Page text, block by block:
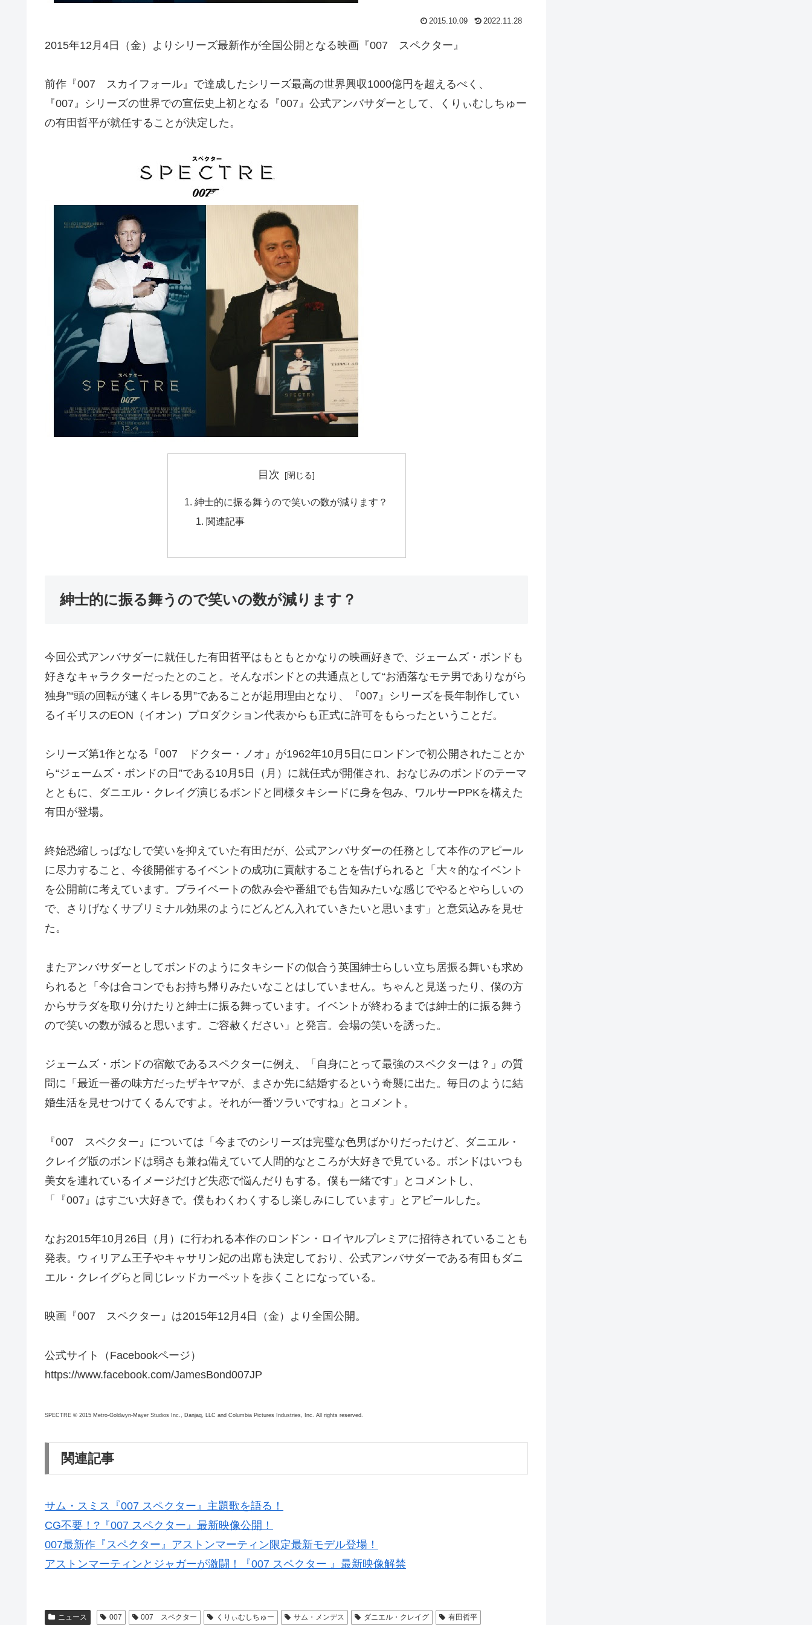
2015.10.09 2022.11.28
2015年12月4日（金）よりシリーズ最新作が全国公開となる映画『007 スペクター』
前作『007 スカイフォール』で達成したシリーズ最高の世界興収1000億円を超えるべく、
『007』シリーズの世界での宣伝史上初となる『007』公式アンバサダーとして、くりぃむしちゅー
の有田哲平が就任することが決定した。
目次
紳士的に振る舞うので笑いの数が減ります？
関連記事
紳士的に振る舞うので笑いの数が減ります？
今回公式アンバサダーに就任した有田哲平はもともとかなりの映画好きで、ジェームズ・ボンドも
好きなキャラクターだったとのこと。そんなボンドとの共通点として“お洒落なモテ男でありながら
独身”“頭の回転が速くキレる男”であることが起用理由となり、『007』シリーズを長年制作してい
るイギリスのEON（イオン）プロダクション代表からも正式に許可をもらったということだ。
シリーズ第1作となる『007 ドクター・ノオ』が1962年10月5日にロンドンで初公開されたことか
ら“ジェームズ・ボンドの日”である10月5日（月）に就任式が開催され、おなじみのボンドのテーマ
とともに、ダニエル・クレイグ演じるボンドと同様タキシードに身を包み、ワルサーPPKを構えた
有田が登場。
終始恐縮しっぱなしで笑いを抑えていた有田だが、公式アンバサダーの任務として本作のアピール
に尽力すること、今後開催するイベントの成功に貢献することを告げられると「大々的なイベント
を公開前に考えています。プライベートの飲み会や番組でも告知みたいな感じでやるとやらしいの
で、さりげなくサブリミナル効果のようにどんどん入れていきたいと思います」と意気込みを見せ
た。
またアンバサダーとしてボンドのようにタキシードの似合う英国紳士らしい立ち居振る舞いも求め
られると「今は合コンでもお持ち帰りみたいなことはしていません。ちゃんと見送ったり、僕の方
からサラダを取り分けたりと紳士に振る舞っています。イベントが終わるまでは紳士的に振る舞う
ので笑いの数が減ると思います。ご容赦ください」と発言。会場の笑いを誘った。
ジェームズ・ボンドの宿敵であるスペクターに例え、「自身にとって最強のスペクターは？」の質
問に「最近一番の味方だったザキヤマが、まさか先に結婚するという奇襲に出た。毎日のように結
婚生活を見せつけてくるんですよ。それが一番ツラいですね」とコメント。
『007 スペクター』については「今までのシリーズは完璧な色男ばかりだったけど、ダニエル・
クレイグ版のボンドは弱さも兼ね備えていて人間的なところが大好きで見ている。ボンドはいつも
美女を連れているイメージだけど失恋で悩んだりもする。僕も一緒です」とコメントし、
「『007』はすごい大好きで。僕もわくわくするし楽しみにしています」とアピールした。
なお2015年10月26日（月）に行われる本作のロンドン・ロイヤルプレミアに招待されていることも
発表。ウィリアム王子やキャサリン妃の出席も決定しており、公式アンバサダーである有田もダニ
エル・クレイグらと同じレッドカーペットを歩くことになっている。
映画『007 スペクター』は2015年12月4日（金）より全国公開。
公式サイト（Facebookページ）
https://www.facebook.com/JamesBond007JP
SPECTRE © 2015 Metro-Goldwyn-Mayer Studios Inc., Danjaq, LLC and Columbia Pictures Industries, Inc. All rights reserved.
関連記事
サム・スミス『007 スペクター』主題歌を語る！
CG不要！?『007 スペクター』最新映像公開！
007最新作『スペクター』アストンマーティン限定最新モデル登場！
アストンマーティンとジャガーが激闘！『007 スペクター 』最新映像解禁
ニュース 007 007 スペクター くりぃむしちゅー サム・メンデス ダニエル・クレイグ 有田哲平